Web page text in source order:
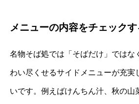
メニューの内容をチェック
名物そば処では「そばだけ」ではな
わい尽くせるサイドメニューが充実
いです。例えばけんちん汁、秋の山